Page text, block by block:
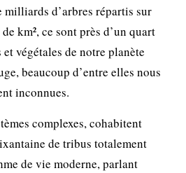
milliards d’arbres répartis sur
km², ce sont près d’un quart
et végétales de notre planète
beaucoup d’entre elles nous
inconnues.
complexes, cohabitent
de tribus totalement
de vie moderne, parlant